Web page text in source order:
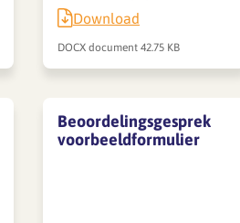
Download
DOCX document 42.75 KB
Beoordelingsgesprek
voorbeeldformulier